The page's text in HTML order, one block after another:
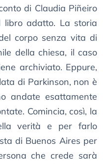
di Claudia Piñeiro
libro adatto. La storia
corpo senza vita di
della chiesa, il caso
archiviato. Eppure,
di Parkinson, non è
andate esattamente
Comincia, così, la
verità e per farlo
di Buenos Aires per
che crede sarà